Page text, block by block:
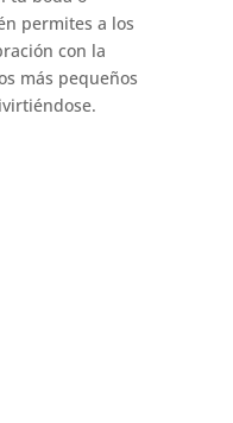
permites a los
con la
más pequeños